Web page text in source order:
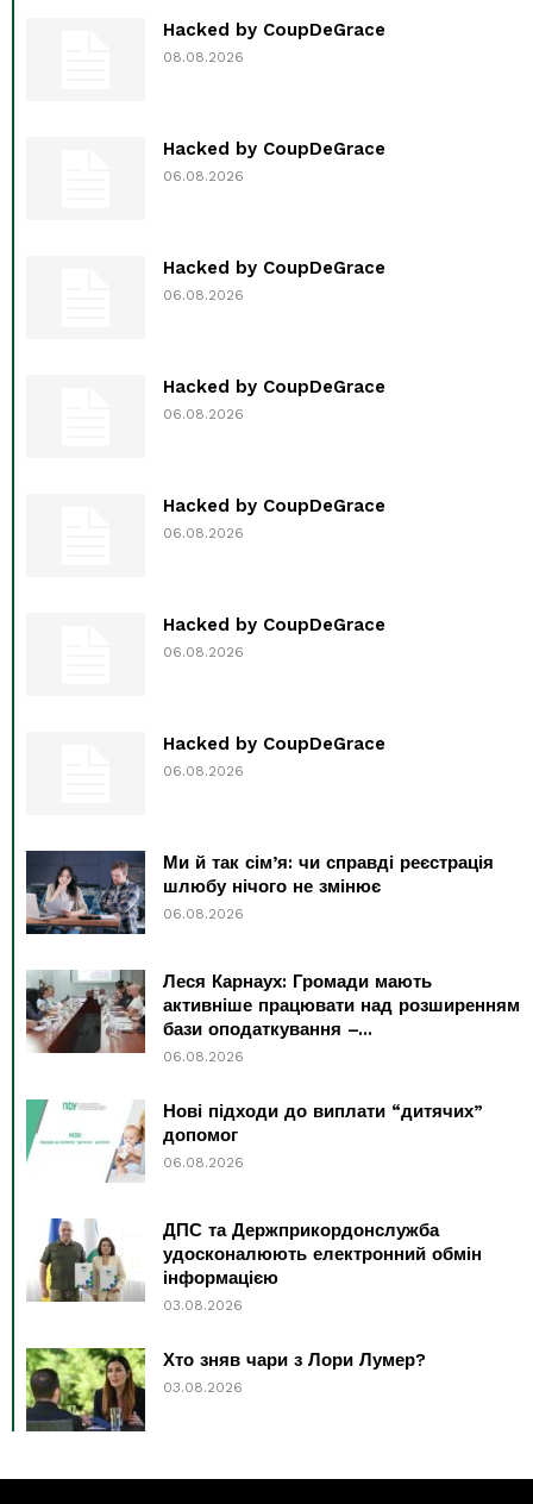
Hacked by CoupDeGrace
08.08.2026
Hacked by CoupDeGrace
06.08.2026
Hacked by CoupDeGrace
06.08.2026
Hacked by CoupDeGrace
06.08.2026
Hacked by CoupDeGrace
06.08.2026
Hacked by CoupDeGrace
06.08.2026
Hacked by CoupDeGrace
06.08.2026
Ми й так сім’я: чи справді реєстрація
шлюбу нічого не змінює
06.08.2026
Леся Карнаух: Громади мають
активніше працювати над розширенням
бази оподаткування –...
06.08.2026
Нові підходи до виплати “дитячих”
допомог
06.08.2026
ДПС та Держприкордонслужба
удосконалюють електронний обмін
інформацією
03.08.2026
Хто зняв чари з Лори Лумер?
03.08.2026